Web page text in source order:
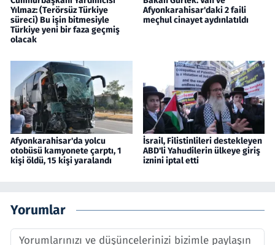
Yılmaz: (Terörsüz Türkiye
süreci) Bu işin bitmesiyle
Türkiye yeni bir faza geçmiş
olacak
Afyonkarahisar'daki 2 faili
meçhul cinayet aydınlatıldı
Afyonkarahisar'da yolcu
otobüsü kamyonete çarptı, 1
kişi öldü, 15 kişi yaralandı
İsrail, Filistinlileri destekleyen
ABD'li Yahudilerin ülkeye giriş
iznini iptal etti
Yorumlar